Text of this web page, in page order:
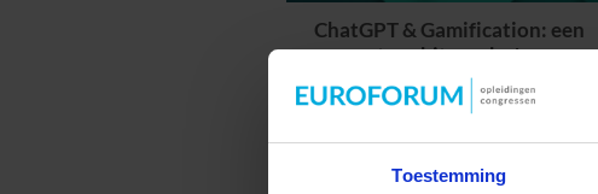
Toestemming
ChatGPT & Gamification: een
two-hit combo!